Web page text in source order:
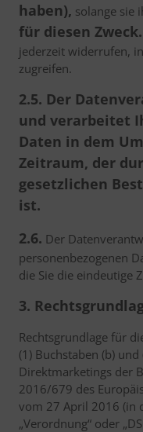
haben), solange sie
für diesen Zweck.
jederzeit widerrufen,
zugreifen.
2.5. Der
und verarbeitet
Daten in dem
Zeitraum, der
gesetzlichen
ist.
2.6. Der
personenbezogenen
die Sie die eindeutige
3.
Rechtsgrundlage für
(1) Buchstaben (b)
Direktmarketings der
2016/679 des
vom 27 April 2016 (in
„Verordnung“ oder